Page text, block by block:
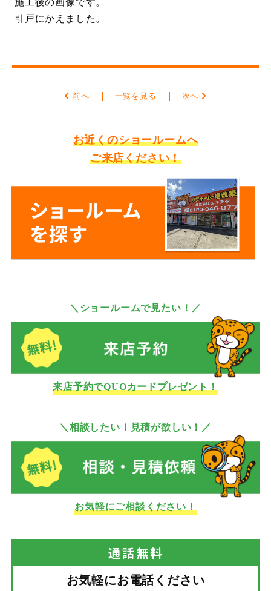
施工後の画像です。
引戸にかえました。
前へ 一覧を見る 次へ
お近くのショールームへ
ご来店ください！
＼ショールームで見たい！／
来店予約でQUOカードプレゼント！
＼相談したい！見積が欲しい！／
お気軽にご相談ください！
通話無料
お気軽にお電話ください